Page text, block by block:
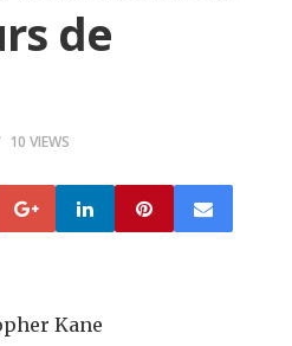
de
10 VIEWS
Kane